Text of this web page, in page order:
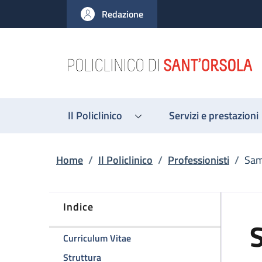
al contenuto principale
to footer content
Redazione
Il Policlinico Servizi e prestazioni
Briciole di pane
Home / Il Policlinico / Professionisti /
Indice
Curriculum Vitaedella pagina Samanta Ciliberti
Strutturadella pagina Samanta Ciliberti